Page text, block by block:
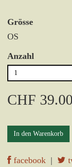
Grösse
OS
Anzahl
CHF 39.00
In den Warenkorb
facebook |